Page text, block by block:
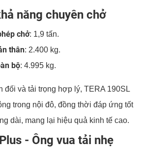
năng chuyên chở
chở: 1,9 tấn.
thân: 2.400 kg.
bộ: 4.995 kg.
đối và tải trọng hợp lý, TERA 190SL
trong nội đô, đồng thời đáp ứng tốt
dài, mang lại hiệu quả kinh tế cao.
- Ông vua tải nhẹ